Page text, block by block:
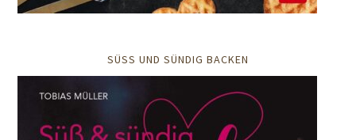
SÜSS UND SÜNDIG BACKEN